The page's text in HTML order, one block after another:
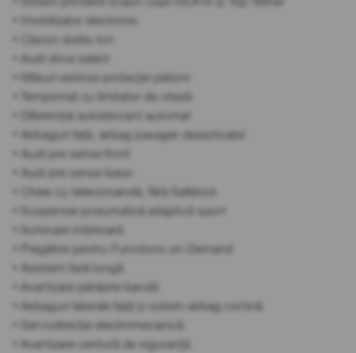
• Imobilizator electronic
• Claxon dublu ton
• Audi drive select
• Măsuri extinse protecție pietoni
• Tempomat cu limitator de viteză
• Diferențial autoblocant automat
• Airbaguri față, airbag pasager dezactivabil
• Audi pre sense front
• Audi pre sense basic
• Cheie cu telecomandă, fără Safelock
• Suspensie pneumatică adaptivă sport
• Iluminare interioară
• Pregătire pentru Functions on Demand
• Asistent fază lungă
• Avertizare părăsire bandă
• Airbaguri laterale față și sistem airbag cortină
• Servodirecție electromecanică
• Avertizare centură de siguranță